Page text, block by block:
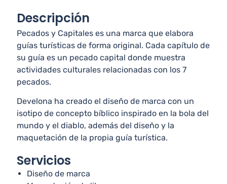
Descripción
Pecados y Capitales es una marca que elabora
guías turísticas de forma original. Cada capítulo de
su guía es un pecado capital donde muestra
actividades culturales relacionadas con los 7
pecados.
Develona ha creado el diseño de marca con un
isotipo de concepto bíblico inspirado en la bola del
mundo y el diablo, además del diseño y la
maquetación de la propia guía turística.
Servicios
Diseño de marca